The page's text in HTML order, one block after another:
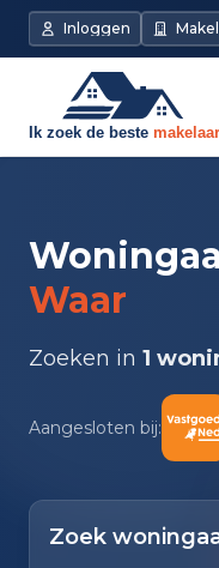
Inloggen
Waar
Zoeken in 1
Aangesloten bij:
Zoek